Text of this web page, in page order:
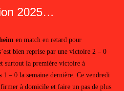
2025…
en match en retard pour
bien reprise par une victoire 2 – 0
surtout la première victoire à
1 – 0 la semaine dernière. Ce vendredi
à domicile et faire un pas de plus